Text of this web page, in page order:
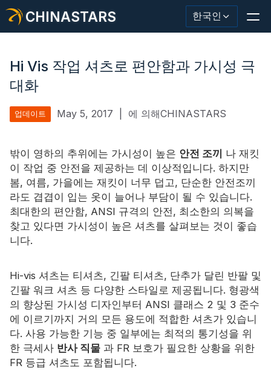
CHINASTARS 한국인
안전복
어둠 속에서 빛나는 소재
산업용 세척 트림
CHINASTARS 정보
자격증
목록
비디오
Hi Vis 작업 셔츠로 편안함과 가시성 극
대화
업데이트 May 5, 2017 에 의해CHINASTARS
밖이 영하의 추위에는 가시성이 높은 안전 조끼 나 재킷
이 작업 중 안전을 제공하는 데 이상적입니다. 하지만
봄, 여름, 가을에는 재킷이 너무 덥고, 단순한 안전조끼
라도 겹겹이 입는 옷이 늘어나 부담이 될 수 있습니다.
최대한의 편안함, ANSI 규격의 안전, 최소한의 의복을
찾고 있다면 가시성이 높은 셔츠를 살펴보는 것이 좋습
니다.
Hi-vis 셔츠는 티셔츠, 긴팔 티셔츠, 단추가 달린 반팔 및
긴팔 워크 셔츠 등 다양한 스타일로 제공됩니다. 형광색
의 향상된 가시성 디자인부터 ANSI 클래스 2 및 3 준수
에 이르기까지 거의 모든 용도에 적합한 셔츠가 있습니
다. 사용 가능한 기능 중 일부에는 최적의 통기성을 위
한 극세사 반사 직물 과 FR 보호가 필요한 상황을 위한
FR 등급 셔츠도 포함됩니다.